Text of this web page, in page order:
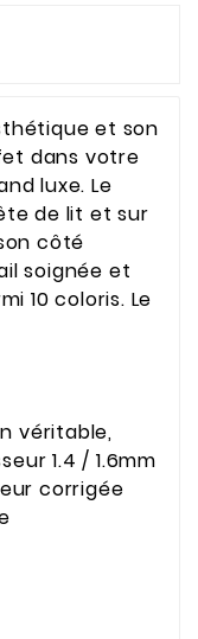
et son
dans votre
luxe. Le
de lit et sur
côté
soignée et
10 coloris. Le
véritable,
1.4 / 1.6mm
corrigée